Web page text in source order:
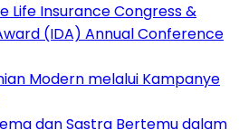
Life Insurance Congress &
(IDA) Annual Conference
Modern melalui Kampanye
dan Sastra Bertemu dalam